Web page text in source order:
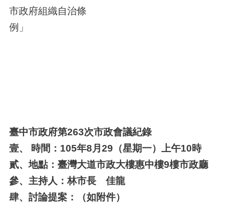
市政府組織自治條
臺中市政府第263次市政會議紀錄
壹、 時間：105年8月29（星期一）上午10時
貳、地點：臺灣大道市政大樓惠中樓9樓市政廳
參、主持人：林市長 佳龍
肆、討論提案：（如附件）